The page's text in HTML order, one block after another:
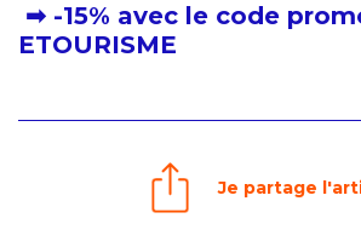
➡ -15% avec le code
ETOURISME
Je partage